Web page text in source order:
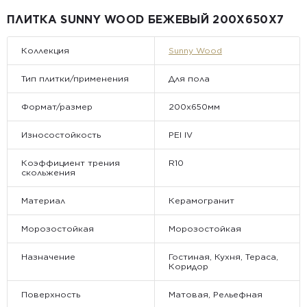
обрабатываются и не отправляются.
ПЛИТКА SUNNY WOOD БЕЖЕВЫЙ 200X650X7
Коллекция Sunny Wood
Тип плитки/применения Для пола
Формат/размер 200х650мм
Износостойкость PEI IV
Коэффициент трения
скольжения
R10
Материал Керамогранит
Морозостойкая Морозостойкая
Назначение
Гостиная, Кухня, Тераса,
Коридор
Поверхность Матовая, Рельефная